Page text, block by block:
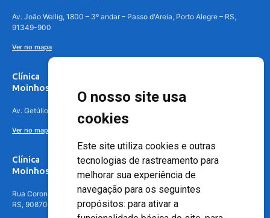
O nosso site usa
cookies
Este site utiliza cookies e outras
tecnologias de rastreamento para
melhorar sua experiência de
navegação para os seguintes
propósitos: para ativar a
Av. João Wallig, 1800 – 3º andar – Passo d'Areia, Porto Alegre – RS,
91349-900
Ver no mapa
Clínica
Moinhos de Vento Canoas
Av. Getúlio Vargas, 4841 – Centro, Canoas – RS, 92010-010
Ver no mapa
Clínica
Moinhos de Vento - Teresópolis
Rua Coronel Aparício Borges, 250 - 3º andar - Teresópolis, Porto Alegre -
RS, 90870-016